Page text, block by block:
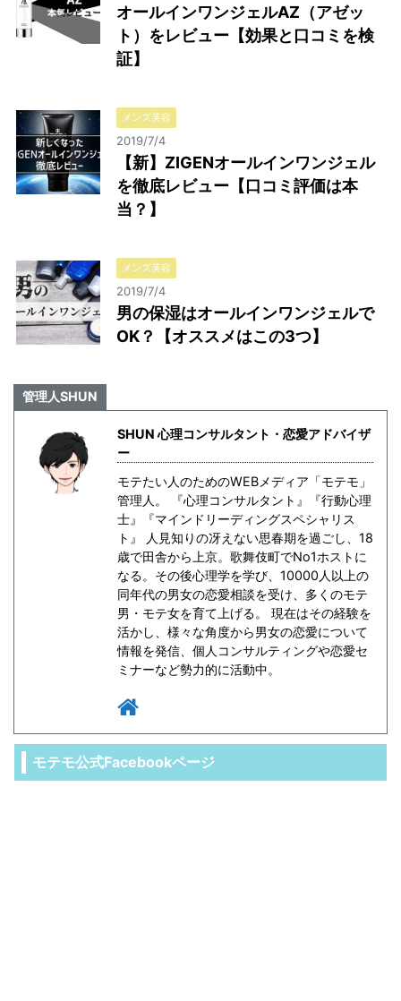
オールインワンジェルAZ（アゼッ
ト）をレビュー【効果と口コミを検
証】
メンズ美容
2019/7/4
【新】ZIGENオールインワンジェル
を徹底レビュー【口コミ評価は本
当？】
メンズ美容
2019/7/4
男の保湿はオールインワンジェルで
OK？【オススメはこの3つ】
管理人SHUN
SHUN 心理コンサルタント・恋愛アドバイザ
ー
モテたい人のためのWEBメディア「モテモ」
管理人。 『心理コンサルタント』『行動心理
士』『マインドリーディングスペシャリス
ト』 人見知りの冴えない思春期を過ごし、18
歳で田舎から上京。歌舞伎町でNo1ホストに
なる。その後心理学を学び、10000人以上の
同年代の男女の恋愛相談を受け、多くのモテ
男・モテ女を育て上げる。 現在はその経験を
活かし、様々な角度から男女の恋愛について
情報を発信、個人コンサルティングや恋愛セ
ミナーなど勢力的に活動中。
モテモ公式Facebookページ